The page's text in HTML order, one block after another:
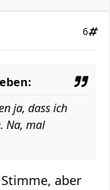
6
ja, dass ich
Na, mal
aber